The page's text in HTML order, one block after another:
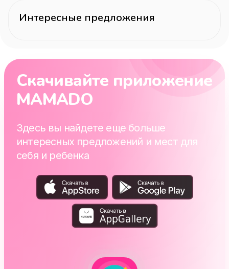
Интересные предложения
Скачивайте приложение
MAMADO
Здесь вы найдете еще больше
интересных предложений и мест для
себя и ребенка